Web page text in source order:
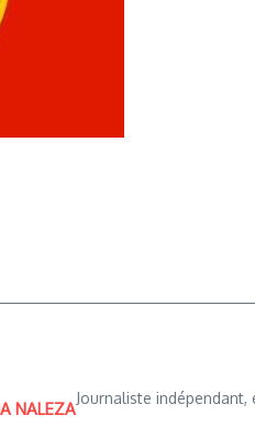
NALEZA
Journaliste